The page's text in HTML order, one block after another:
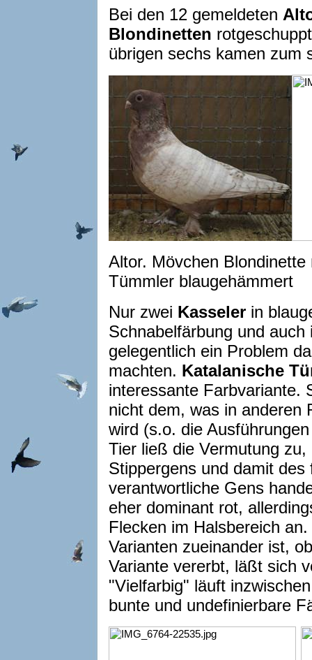
Bei den 12 gemeldeten
Blondinetten
übrigen sechs kamen zum
Altor. Mövchen
Tümmler blaugehämmert
Nur zwei Kasseler in
Schnabelfärbung und
gelegentlich ein Problem
machten. Katalanische
interessante Farbvariante.
nicht dem, was in anderen
wird (s.o. die
Tier ließ die Vermutung
Stippergens und damit
verantwortliche Gens
eher dominant rot,
Flecken im Halsbereich
Varianten zueinander ist,
Variante vererbt, läßt sich
"Vielfarbig" läuft
bunte und undefinierbare